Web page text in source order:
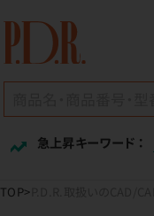
急上昇キーワード ：
TOP